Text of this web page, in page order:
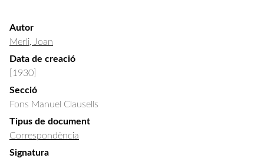
Autor
Merli, Joan
Data de creació
[1930]
Secció
Fons Manuel Clausells
Tipus de document
Correspondència
Signatura